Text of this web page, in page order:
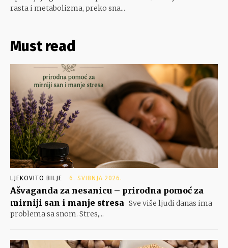
rasta i metabolizma, preko sna...
Must read
LJEKOVITO BILJE 6. SVIBNJA 2026.
Ašvaganda za nesanicu – prirodna pomoć za
mirniji san i manje stresa Sve više ljudi danas ima
problema sa snom. Stres,...